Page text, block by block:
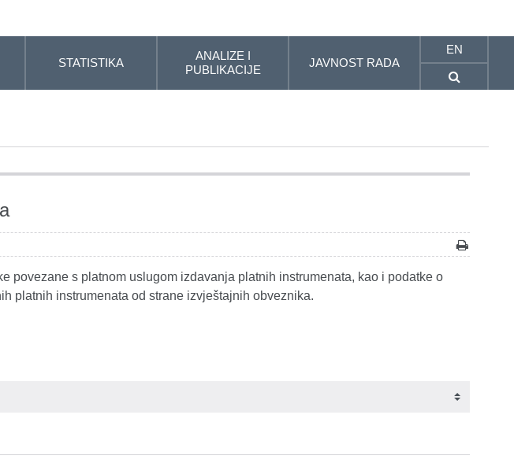
STATISTIKA
ANALIZE I
PUBLIKACIJE
JAVNOST RADA
EN
povezane s platnom uslugom izdavanja platnih instrumenata, kao i podatke o
platnih instrumenata od strane izvještajnih obveznika.